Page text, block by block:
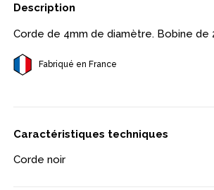
Description
Corde de 4mm de diamètre. Bobine de
Fabriqué en France
Caractéristiques techniques
Corde noir